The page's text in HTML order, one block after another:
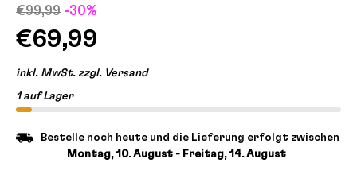
€99,99 -30%
€69,99
inkl. MwSt. zzgl. Versand
1 auf Lager
Bestelle noch heute und die Lieferung erfolgt zwischen
Montag, 10. August - Freitag, 14. August